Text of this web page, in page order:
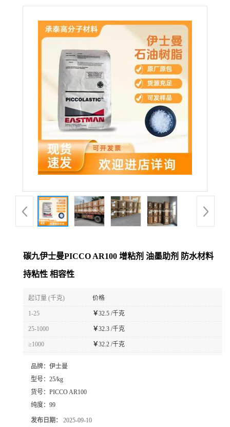
碳九伊士曼PICCO AR100 增粘剂 油墨助剂 防水材料
持粘性 相容性
起订量 (千克) 价格
1-25 ￥32.5 /千克
25-1000 ￥32.3 /千克
≥1000 ￥32.2 /千克
品牌： 伊士曼
型号： 25/kg
货号： PICCO AR100
纯度： 99
发布日期： 2025-09-10